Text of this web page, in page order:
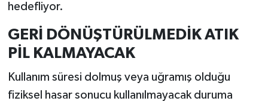
hedefliyor.
GERİ DÖNÜŞTÜRÜLMEDİK ATIK
PİL KALMAYACAK
Kullanım süresi dolmuş veya uğramış olduğu
fiziksel hasar sonucu kullanılmayacak duruma